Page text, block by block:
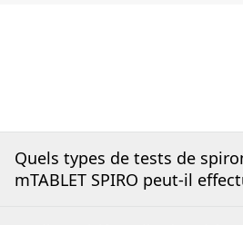
Quels types de tests de
mTABLET SPIRO peut-il